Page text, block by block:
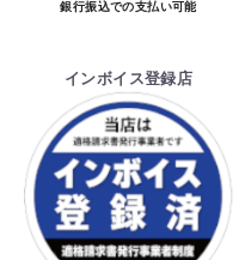
銀行振込での支払い可能
インボイス登録店